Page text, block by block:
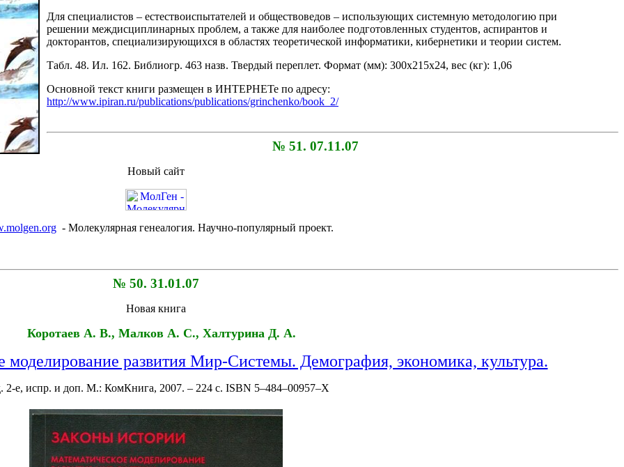
Для специалистов – естествоиспытателей и обществоведов – использующих системную методологию при
решении междисциплинарных проблем, а также для наиболее подготовленных студентов, аспирантов и
докторантов, специализирующихся в областях теоретической информатики, кибернетики и теории систем.
Табл. 48. Ил. 162. Библиогр. 463 назв. Твердый переплет. Формат (мм): 300x215x24, вес (кг): 1,06
Основной текст книги размещен в ИНТЕРНЕТе по адресу:
http://www.ipiran.ru/publications/publications/grinchenko/book_2/
№ 51. 07.11.07
Новый сайт
- Молекулярная генеалогия. Научно-популярный проект.
№ 50. 31.01.07
Новая книга
Коротаев А. В., Малков А. С., Халтурина Д. А.
моделирование развития Мир-Системы. Демография, экономика, культура.
2-е, испр. и доп. М.: КомКнига, 2007. – 224 с. ISBN 5–484–00957–X